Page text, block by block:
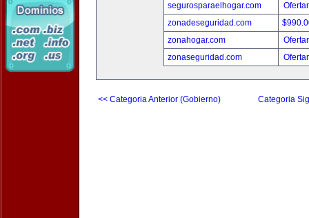
segurosparaelhogar.com
zonadeseguridad.com
zonahogar.com
zonaseguridad.com
<< Categoria Anterior (Gobierno) Categoria